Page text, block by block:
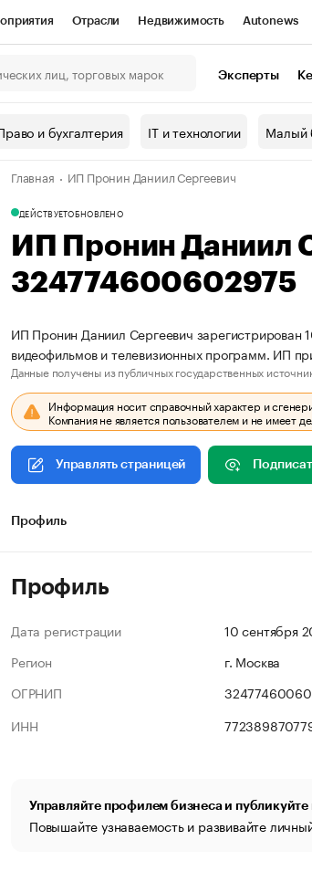
Отрасли Недвижимость Autonews
Спецпроекты Проверка контрагентов
валюты
Эксперты
и бухгалтерия IT и технологии Малый
Главная ИП Пронин Даниил Сергеевич
ДЕЙСТВУЕТОБНОВЛЕНО
ИП Пронин Даниил
324774600602975
ИП Пронин Даниил Сергеевич зарегистрирован
видеофильмов и телевизионных программ. ИП
Данные получены из публичных государственных
Информация носит справочный характер и
Компания не является пользователем и не имеет
Управлять страницей
Профиль
Профиль
Дата регистрации
10 сентября
Регион
г. Москва
ОГРНИП
ИНН
Управляйте профилем бизнеса и публикуйте
Повышайте узнаваемость и развивайте